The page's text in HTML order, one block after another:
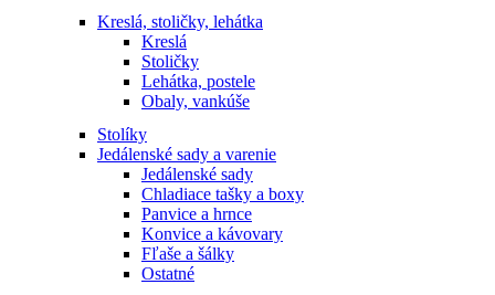
Kreslá, stoličky, lehátka
Kreslá
Stoličky
Lehátka, postele
Obaly, vankúše
Stolíky
Jedálenské sady a varenie
Jedálenské sady
Chladiace tašky a boxy
Panvice a hrnce
Konvice a kávovary
Fľaše a šálky
Ostatné